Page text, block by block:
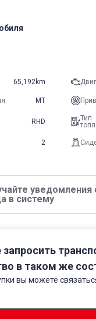
уведомления
в систему
запросить
в таком же
вы можете
65,192km
MT
RHD
Тип
2